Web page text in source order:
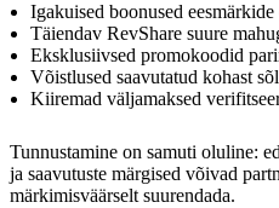
Igakuised boonused eesmärkide
Täiendav RevShare suure
Eksklusiivsed promokoodid
Võistlused saavutatud kohast
Kiiremad väljamaksed
Tunnustamine on samuti oluline:
ja saavutuste märgised võivad
märkimisväärselt suurendada.